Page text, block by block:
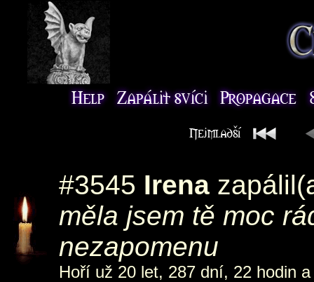
#3545 Irena
měla jsem tě moc
nezapomenu
Hoří už 20 let, 287 dní, 22 hodin